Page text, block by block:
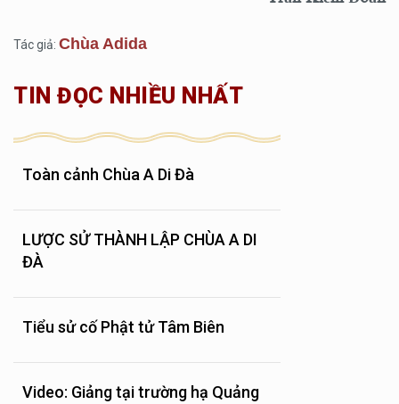
Tác giả: Chùa Adida
TIN ĐỌC NHIỀU NHẤT
Toàn cảnh Chùa A Di Đà
LƯỢC SỬ THÀNH LẬP CHÙA A DI
ĐÀ
Tiểu sử cố Phật tử Tâm Biên
Video: Giảng tại trường hạ Quảng